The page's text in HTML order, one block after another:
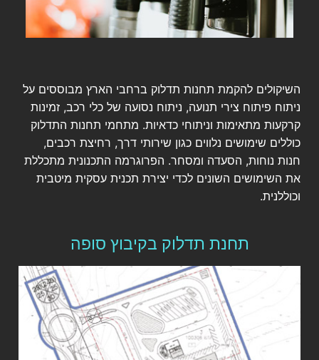
השיקולים להקמת תחנות תדלוק ברחבי הארץ מבוססים על
ניתוח פיתוח צירי תנועה, ניתוח נסועה של כלי רכב, זמינות
קרקעות מתאימות וניתוחי כדאיות. מתחמי תחנות התדלוק
כוללים שימושים נלווים כגון שירותי דרך, רחיצת רכבים,
חנות נוחות, הסעדה ומסחר. הפרוגרמה התכנונית מתכללת
את השימושים השונים לכדי יצירת תכנית עסקית מיטבית
וכוללנית.
תחנת תדלוק בקיבוץ סופה